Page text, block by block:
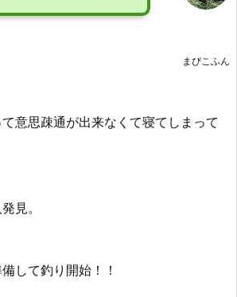
まぴこふん
意思疎通が出来なくて寝てしまって
見。
して釣り開始！！